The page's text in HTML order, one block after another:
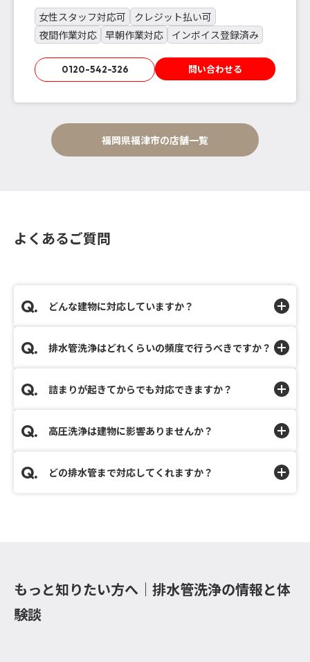
女性スタッフ対応可
クレジット払い可
夜間作業対応 早朝作業対応 インボイス登録済み
0120-542-326 問い合わせる
福岡県福津市の店舗一覧
よくあるご質問
どんな建物に対応していますか？
排水管洗浄はどれくらいの頻度で行うべきですか？
詰まりが起きてからでも対応できますか？
高圧洗浄は建物に影響ありませんか？
どの排水管まで対応してくれますか？
もっと知りたい方へ｜排水管洗浄の情報と体
験談